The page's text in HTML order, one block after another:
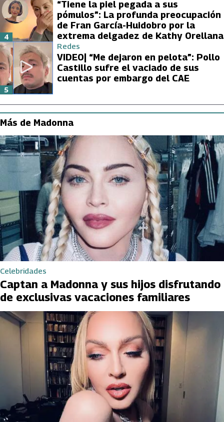
“Tiene la piel pegada a sus
pómulos”: La profunda preocupación
de Fran García-Huidobro por la
extrema delgadez de Kathy Orellana
4
Redes
VIDEO| “Me dejaron en pelota”: Pollo
Castillo sufre el vaciado de sus
cuentas por embargo del CAE
5
Más de Madonna
Celebridades
Captan a Madonna y sus hijos disfrutando
de exclusivas vacaciones familiares